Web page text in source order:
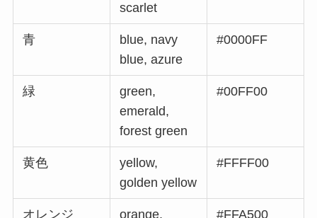
scarlet
青
blue, navy
blue, azure
#0000FF
緑
green,
emerald,
forest green
#00FF00
黄色
yellow,
golden yellow
#FFFF00
オレンジ
orange,
#FFA500